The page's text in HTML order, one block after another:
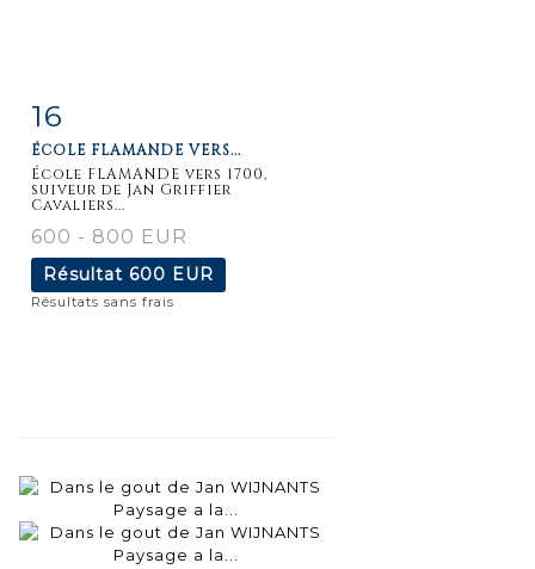
détaillée
16
ÉCOLE FLAMANDE VERS...
École FLAMANDE vers 1700,
suiveur de Jan Griffier
Cavaliers...
600 - 800 EUR
Résultat 600 EUR
Résultats sans frais